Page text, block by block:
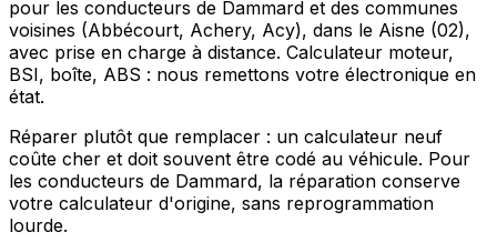
pour les conducteurs de Dammard et des communes
voisines (Abbécourt, Achery, Acy), dans le Aisne (02),
avec prise en charge à distance. Calculateur moteur,
BSI, boîte, ABS : nous remettons votre électronique en
état.
Réparer plutôt que remplacer : un calculateur neuf
coûte cher et doit souvent être codé au véhicule. Pour
les conducteurs de Dammard, la réparation conserve
votre calculateur d'origine, sans reprogrammation
lourde.